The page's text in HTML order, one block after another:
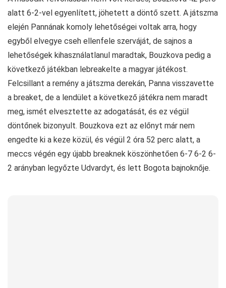
alatt 6-2-vel egyenlített, jöhetett a döntő szett. A játszma
elején Pannának komoly lehetőségei voltak arra, hogy
egyből elvegye cseh ellenfele szerváját, de sajnos a
lehetőségek kihasználatlanul maradtak, Bouzkova pedig a
következő játékban lebreakelte a magyar játékost.
Felcsillant a remény a játszma derekán, Panna visszavette
a breaket, de a lendület a következő játékra nem maradt
meg, ismét elvesztette az adogatását, és ez végül
döntőnek bizonyult. Bouzkova ezt az előnyt már nem
engedte ki a keze közül, és végül 2 óra 52 perc alatt, a
meccs végén egy újabb breaknek köszönhetően 6-7 6-2 6-
2 arányban legyőzte Udvardyt, és lett Bogota bajnoknője.